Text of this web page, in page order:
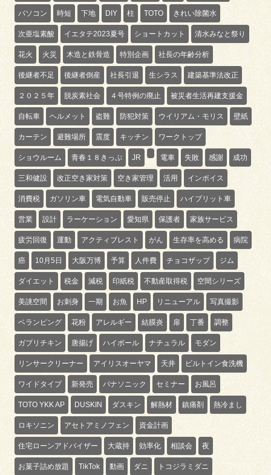
パソコン 時短 下地 DIY 柱 TOTO きれい除菌水
次亜塩素酸 イエタテ2023夏号 ショートカット 清水みなと祭り
花火 火災 木造と鉄骨造 特別企画 社長の年齢分析
後継者不足 後継者倒産 社長引退 生シラス 建築基準法改正
２０２５年 脱炭素社会 ４号特例の廃止 被災者生活再建支援金
自転車 ヘルメット 盗難 防犯対策 ウイリアム・モリス 壁紙
カーテン 避難場所 震度 キッチン ワークトップ
ショウルーム 青春１８きっぷ JR 電車 失敗 感謝 成功
三和健設 改正空き家対策 空き家管理 活用 インボイス
消費税 ガソリン車 電気自動車 販売停止 ハイブリット車
営業 設計 ラーケーション 愛知県 保護者 家族サービス
疲労回復 運動 アクティブレスト がん 生存率を高める 病院
癌 10月5日 大阪万博 予算 人件費 チョコザップ ジム
ダイエット 税金 減税 印紙税 不動産取得税 空間シリーズ
美誂空間 お刺身 一期 お魚 HP リニューアル 写真撮影
ベランピング 花粉 アレルギー 結膜炎 扉 丁番 調整
ガブリチキン 唐揚げ ハイボール ナチュラル モダン
リンサークリーナー アイリスオーヤマ 天井 ビルトイン食洗機
ワイドタイプ 新発売 パナソニック セミナー お風呂
TOTO YKK AP DUSKIN ダスキン 解熱材 鎮痛剤 熱冷まし
ロキソニン アセトアミノフェン 資金計画
住宅ローンアドバイザー 大蔵持 効率化 相談会 夜
お菓子詰め放題 TikTok 動画 ダニ トコジラミダニ